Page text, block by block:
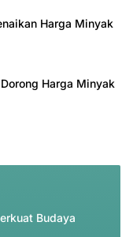
Harga Minyak
Harga Minyak
Budaya